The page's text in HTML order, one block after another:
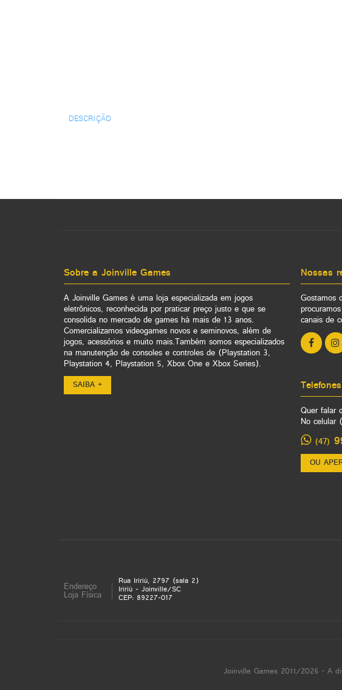
DESCRIÇÃO
Sobre a Joinville Games
A Joinville Games é uma loja especializada em jogos
eletrônicos, reconhecida por praticar preço justo e que se
consolida no mercado de games há mais de 13 anos.
Comercializamos videogames novos e seminovos, além de
jogos, acessórios e muito mais.Também somos especializados
na manutenção de consoles e controles de (Playstation 3,
Playstation 4, Playstation 5, Xbox One e Xbox Series).
SAIBA +
Nossas
Gostamos
canais de
Quer falar
No celular
(47)
OU
Endereço
Loja Física
Rua Iririú, 2797 (sala 2)
Iririú - Joinville/SC
CEP: 89227-017
Joinville Games 2011/2026 - A